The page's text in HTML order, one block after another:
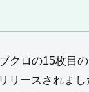
クロの15枚目
リースされまし